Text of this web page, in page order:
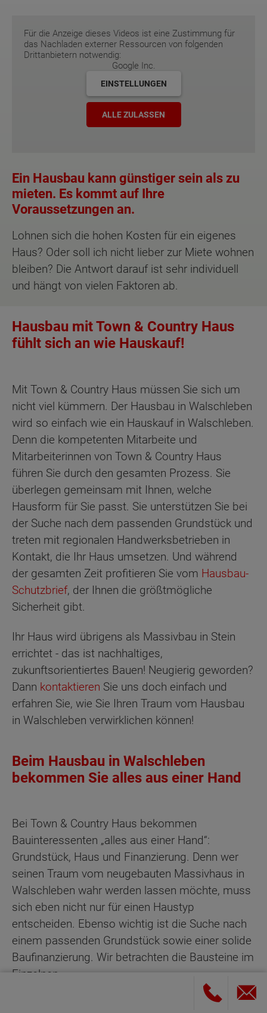
Für die Anzeige dieses Videos ist eine Zustimmung für
das Nachladen externer Ressourcen von folgenden
Drittanbietern notwendig:
Google Inc.
EINSTELLUNGEN
ALLE ZULASSEN
Ein Hausbau kann günstiger sein als zu
mieten. Es kommt auf Ihre
Voraussetzungen an.
Lohnen sich die hohen Kosten für ein eigenes
Haus? Oder soll ich nicht lieber zur Miete wohnen
bleiben? Die Antwort darauf ist sehr individuell
und hängt von vielen Faktoren ab.
Hausbau mit Town & Country Haus
fühlt sich an wie Hauskauf!
Mit Town & Country Haus müssen Sie sich um
nicht viel kümmern. Der Hausbau in Walschleben
wird so einfach wie ein Hauskauf in Walschleben.
Denn die kompetenten Mitarbeite und
Mitarbeiterinnen von Town & Country Haus
führen Sie durch den gesamten Prozess. Sie
überlegen gemeinsam mit Ihnen, welche
Hausform für Sie passt. Sie unterstützen Sie bei
der Suche nach dem passenden Grundstück und
treten mit regionalen Handwerksbetrieben in
Kontakt, die Ihr Haus umsetzen. Und während
der gesamten Zeit profitieren Sie vom Hausbau-
Schutzbrief, der Ihnen die größtmögliche
Sicherheit gibt.
Ihr Haus wird übrigens als Massivbau in Stein
errichtet - das ist nachhaltiges,
zukunftsorientiertes Bauen! Neugierig geworden?
Dann kontaktieren Sie uns doch einfach und
erfahren Sie, wie Sie Ihren Traum vom Hausbau
in Walschleben verwirklichen können!
Beim Hausbau in Walschleben
bekommen Sie alles aus einer Hand
Bei Town & Country Haus bekommen
Bauinteressenten „alles aus einer Hand“:
Grundstück, Haus und Finanzierung. Denn wer
seinen Traum vom neugebauten Massivhaus in
Walschleben wahr werden lassen möchte, muss
sich eben nicht nur für einen Haustyp
entscheiden. Ebenso wichtig ist die Suche nach
einem passenden Grundstück sowie einer solide
Baufinanzierung. Wir betrachten die Bausteine im
Einzelnen.